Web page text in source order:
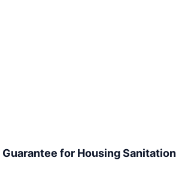
Guarantee for Housing Sanitation